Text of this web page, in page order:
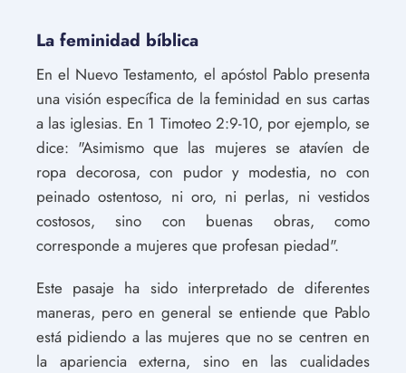
La feminidad bíblica
En el Nuevo Testamento, el apóstol Pablo presenta
una visión específica de la feminidad en sus cartas
a las iglesias. En 1 Timoteo 2:9-10, por ejemplo, se
dice: "Asimismo que las mujeres se atavíen de
ropa decorosa, con pudor y modestia, no con
peinado ostentoso, ni oro, ni perlas, ni vestidos
costosos, sino con buenas obras, como
corresponde a mujeres que profesan piedad".
Este pasaje ha sido interpretado de diferentes
maneras, pero en general se entiende que Pablo
está pidiendo a las mujeres que no se centren en
la apariencia externa, sino en las cualidades